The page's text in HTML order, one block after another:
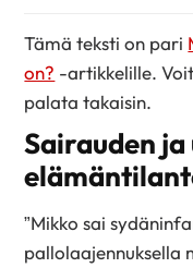
Tämä teksti on pari
on? -artikkelille.
palata takaisin.
Sairauden ja
”Mikko sai
pallolaajennuksella